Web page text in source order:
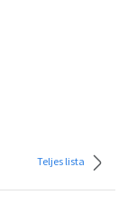
Teljes lista